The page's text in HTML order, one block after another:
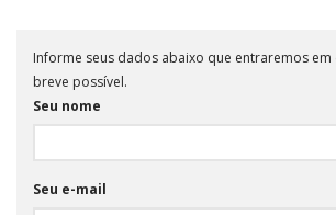
Informe seus dados abaixo que entraremos
breve possível.
Seu nome
Seu e-mail